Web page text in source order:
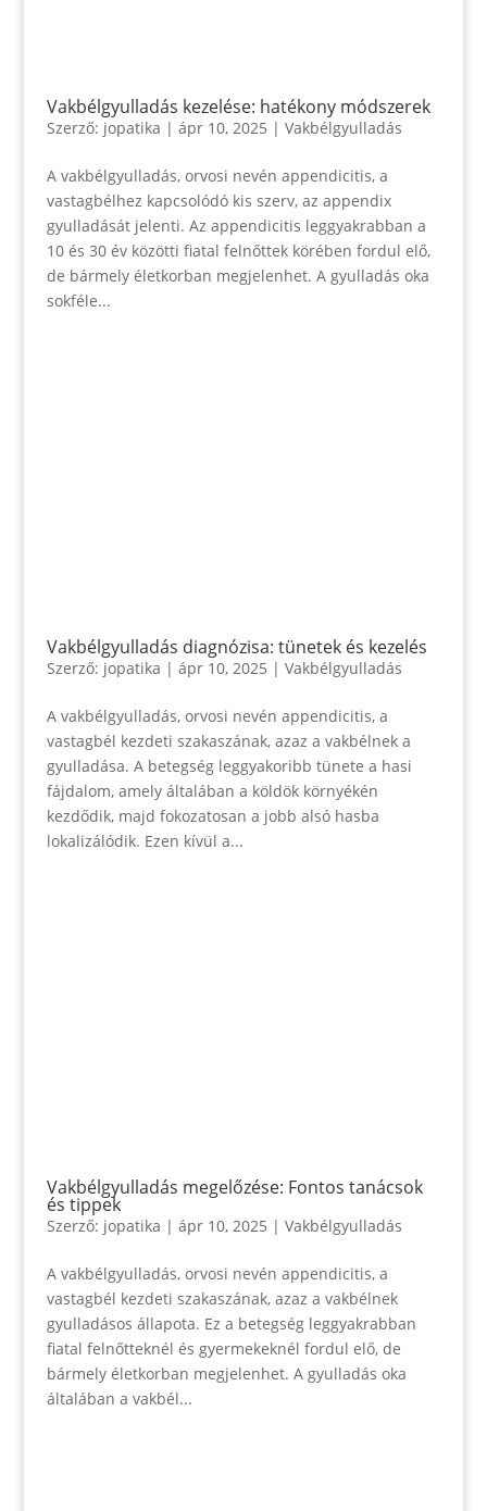
Vakbélgyulladás kezelése: hatékony módszerek
Szerző: jopatika | ápr 10, 2025 | Vakbélgyulladás
A vakbélgyulladás, orvosi nevén appendicitis, a
vastagbélhez kapcsolódó kis szerv, az appendix
gyulladását jelenti. Az appendicitis leggyakrabban a
10 és 30 év közötti fiatal felnőttek körében fordul elő,
de bármely életkorban megjelenhet. A gyulladás oka
sokféle...
Vakbélgyulladás diagnózisa: tünetek és kezelés
Szerző: jopatika | ápr 10, 2025 | Vakbélgyulladás
A vakbélgyulladás, orvosi nevén appendicitis, a
vastagbél kezdeti szakaszának, azaz a vakbélnek a
gyulladása. A betegség leggyakoribb tünete a hasi
fájdalom, amely általában a köldök környékén
kezdődik, majd fokozatosan a jobb alsó hasba
lokalizálódik. Ezen kívül a...
Vakbélgyulladás megelőzése: Fontos tanácsok
és tippek
Szerző: jopatika | ápr 10, 2025 | Vakbélgyulladás
A vakbélgyulladás, orvosi nevén appendicitis, a
vastagbél kezdeti szakaszának, azaz a vakbélnek
gyulladásos állapota. Ez a betegség leggyakrabban
fiatal felnőtteknél és gyermekeknél fordul elő, de
bármely életkorban megjelenhet. A gyulladás oka
általában a vakbél...